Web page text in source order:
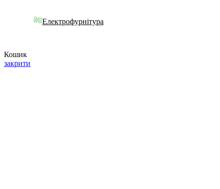
Електрофурнітура
Кошик
закрити